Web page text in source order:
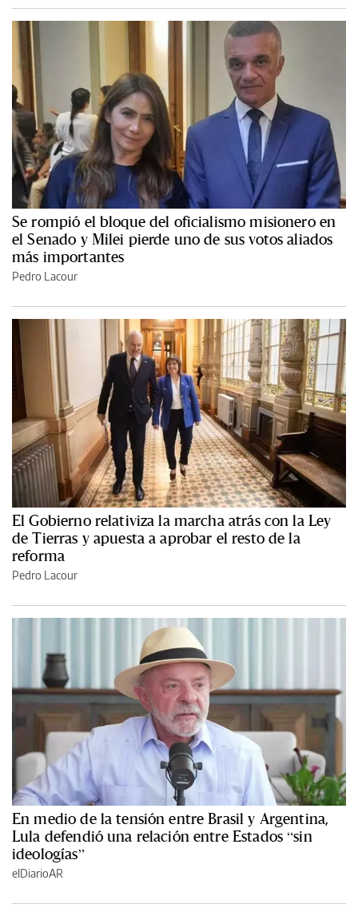
Se rompió el bloque del oficialismo misionero en
el Senado y Milei pierde uno de sus votos aliados
más importantes
Pedro Lacour
El Gobierno relativiza la marcha atrás con la Ley
de Tierras y apuesta a aprobar el resto de la
reforma
Pedro Lacour
En medio de la tensión entre Brasil y Argentina,
Lula defendió una relación entre Estados “sin
ideologías”
elDiarioAR